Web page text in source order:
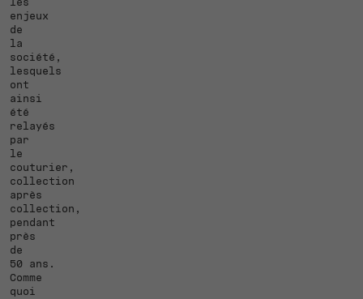
enjeux
de
la
société,
lesquels
ont
ainsi
été
relayés
par
le
couturier,
collection
après
collection,
pendant
près
de
50 ans.
Comme
quoi